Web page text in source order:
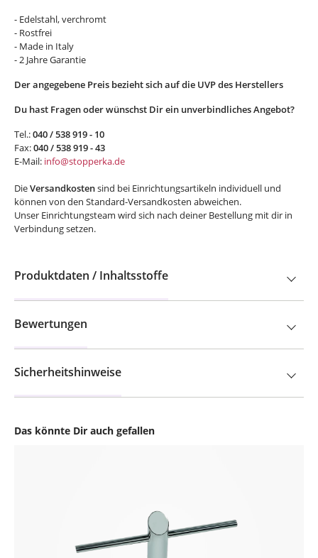
Das könnte Dir auch gefallen
- Edelstahl, verchromt
- Rostfrei
- Made in Italy
- 2 Jahre Garantie
Der angegebene Preis bezieht sich auf die UVP des Herstellers
Du hast Fragen oder wünschst Dir ein unverbindliches Angebot?
Tel.:040 / 538 919 - 10
Fax:040 / 538 919 - 43
E-Mail: info@stopperka.de
DieVersandkostensind bei Einrichtungsartikeln individuell und
können von den Standard-Versandkosten abweichen.
Unser Einrichtungsteam wird sich nach deiner Bestellung mit dir in
Verbindung setzen.
Produktdaten / Inhaltsstoffe
Bewertungen
Sicherheitshinweise